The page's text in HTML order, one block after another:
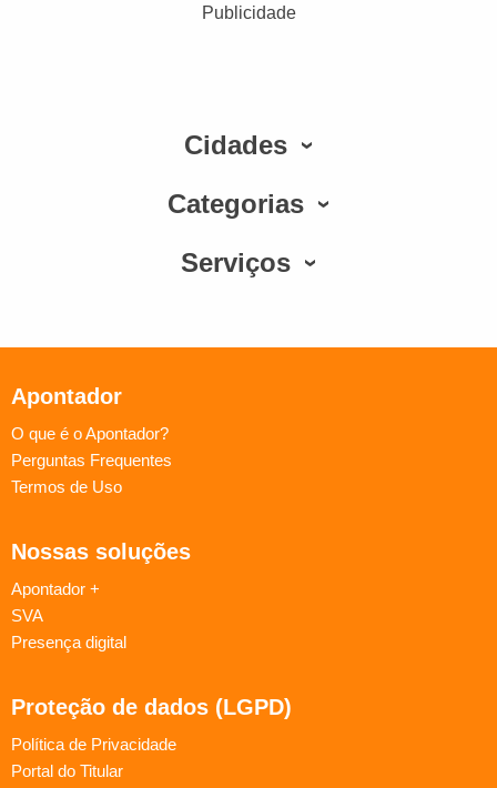
Publicidade
Cidades
Categorias
Serviços
Apontador
O que é o Apontador?
Perguntas Frequentes
Termos de Uso
Nossas soluções
Apontador +
SVA
Presença digital
Proteção de dados (LGPD)
Política de Privacidade
Portal do Titular